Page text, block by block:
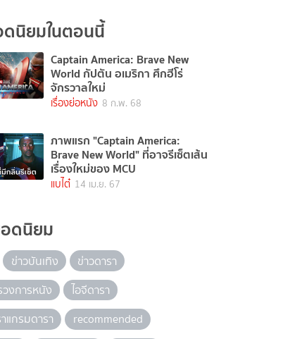
นิยมในตอนนี้
Captain America: Brave New
World กัปตัน อเมริกา ศึกฮีโร่
จักรวาลใหม่
เรื่องย่อหนัง 8 ก.พ. 68
ภาพแรก "Captain America:
Brave New World" ที่อาจรีเซ็ตเส้น
เรื่องใหม่ของ MCU
แบไต๋ 14 เม.ย. 67
ดนิยม
ข่าวบันเทิง
ข่าวดารา
วงการหนัง
ไอจีดารา
แกรมดารา
recommended